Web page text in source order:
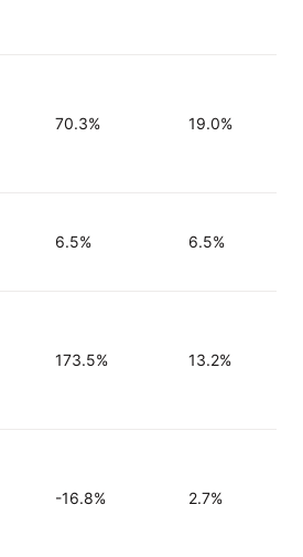
70.3% 19.0%
6.5% 6.5%
173.5% 13.2%
-16.8% 2.7%